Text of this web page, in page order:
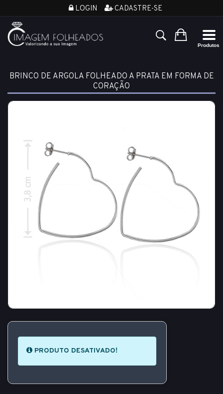
LOGIN CADASTRE-SE
BRINCO DE ARGOLA FOLHEADO A PRATA EM FORMA DE
CORAÇÃO
PRODUTO DESATIVADO!